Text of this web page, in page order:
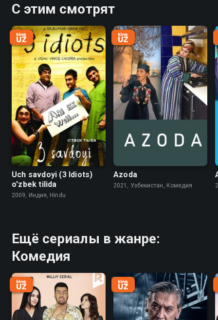
С этим смотрят
Uch savdoyi (3 Idiots)
o'zbek tilida
2009, Индия, Hindu
Azoda
2021, Узбекистан, Комедия
Ещё сериалы в жанре:
Комедия